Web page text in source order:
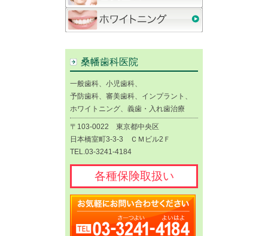
桑幡歯科医院
一般歯科、小児歯科、
予防歯科、審美歯科、インプラント、
ホワイトニング、義歯・入れ歯治療
〒103-0022 東京都中央区
日本橋室町3-3-3 ＣＭビル2Ｆ
TEL.03-3241-4184
各種保険取扱い